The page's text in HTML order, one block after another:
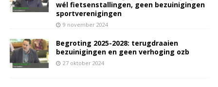
wél fietsenstallingen, geen bezuinigingen
sportverenigingen
9 november 2024
Begroting 2025-2028: terugdraaien
bezuinigingen en geen verhoging ozb
27 oktober 2024